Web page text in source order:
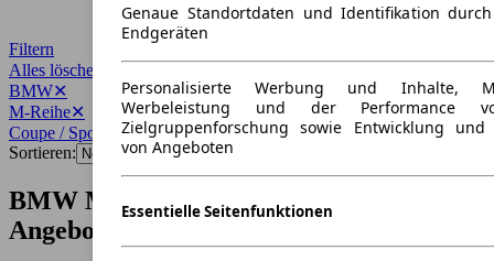
Filtern
Alles löschen
BMW✕
M-Reihe✕
Coupe / Sportwagen✕
Sortieren:
BMW M-Reihe Coupe / Sportwagen
Angebote
Genaue Standortdaten und Identifikation
Endgeräten
Personalisierte Werbung und Inhalte,
Werbeleistung und der Performance
Zielgruppenforschung sowie Entwicklung und
von Angeboten
Essentielle Seitenfunktionen